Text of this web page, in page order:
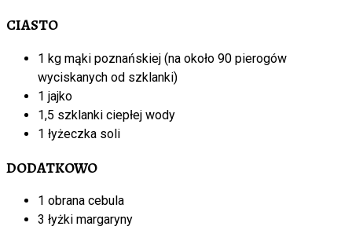
CIASTO
1 kg mąki poznańskiej (na około 90 pierogów
wyciskanych od szklanki)
1 jajko
1,5 szklanki ciepłej wody
1 łyżeczka soli
DODATKOWO
1 obrana cebula
3 łyżki margaryny